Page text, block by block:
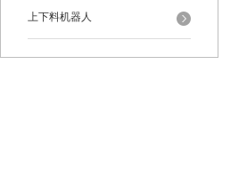
上下料机器人